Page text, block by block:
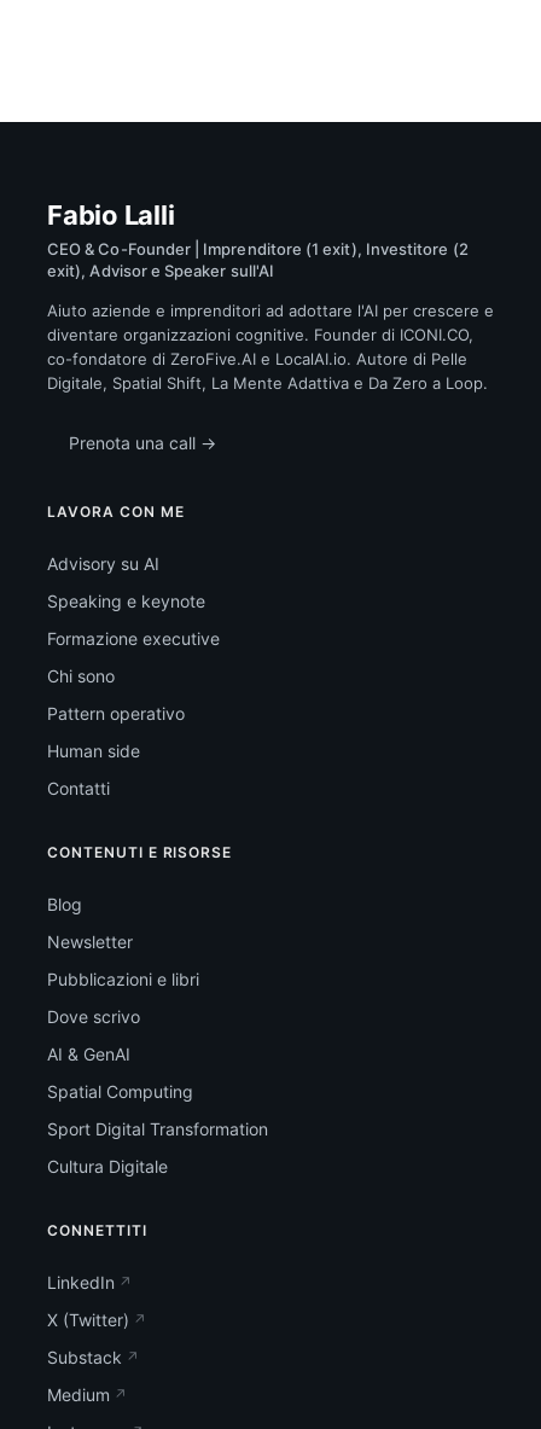
Fabio Lalli
CEO & Co-Founder | Imprenditore (1 exit), Investitore (2
exit), Advisor e Speaker sull'AI
Aiuto aziende e imprenditori ad adottare l'AI per crescere e
diventare organizzazioni cognitive. Founder di ICONI.CO,
co-fondatore di ZeroFive.AI e LocalAI.io. Autore di Pelle
Digitale, Spatial Shift, La Mente Adattiva e Da Zero a Loop.
Prenota una call →
LAVORA CON ME
Advisory su AI
Speaking e keynote
Formazione executive
Chi sono
Pattern operativo
Human side
Contatti
CONTENUTI E RISORSE
Blog
Newsletter
Pubblicazioni e libri
Dove scrivo
AI & GenAI
Spatial Computing
Sport Digital Transformation
Cultura Digitale
CONNETTITI
LinkedIn
X (Twitter)
Substack
Medium